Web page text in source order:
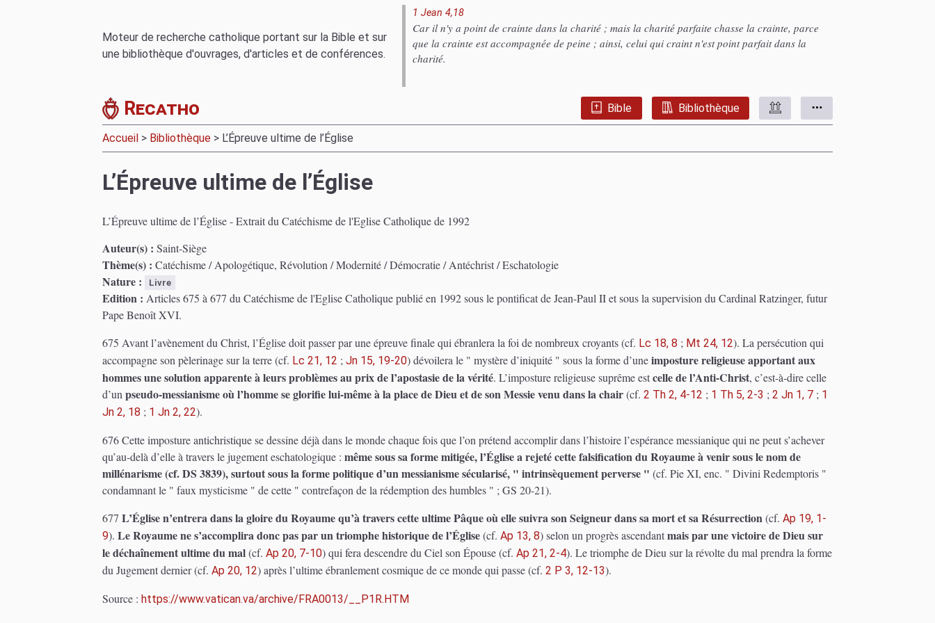
Moteur de recherche catholique portant sur la Bible et sur
une bibliothèque d'ouvrages, d'articles et de conférences.
1 Jean 4,18
Car il n'y a point de crainte dans la charité ; mais la charité parfaite chasse la crainte, parce
que la crainte est accompagnée de peine ; ainsi, celui qui craint n'est point parfait dans la
charité.
Recatho Bible Bibliothèque
Accueil > Bibliothèque > L’Épreuve ultime de l’Église
L’Épreuve ultime de l’Église
L’Épreuve ultime de l’Église - Extrait du Catéchisme de l'Eglise Catholique de 1992
Auteur(s) : Saint-Siège
Thème(s) : Catéchisme / Apologétique, Révolution / Modernité / Démocratie / Antéchrist / Eschatologie
Nature : Livre
Edition : Articles 675 à 677 du Catéchisme de l'Eglise Catholique publié en 1992 sous le pontificat de Jean-Paul II et sous la supervision du Cardinal Ratzinger, futur
Pape Benoît XVI.
675 Avant l’avènement du Christ, l’Église doit passer par une épreuve finale qui ébranlera la foi de nombreux croyants (cf. Lc 18, 8 ; Mt 24, 12). La persécution qui
accompagne son pèlerinage sur la terre (cf. Lc 21, 12 ; Jn 15, 19-20) dévoilera le " mystère d’iniquité " sous la forme d’uneimposture religieuse apportant aux
hommes une solution apparente à leurs problèmes au prix de l’apostasie de la vérité. L’imposture religieuse suprême estcelle de l’Anti-Christ, c’est-à-dire celle
d’un pseudo-messianisme où l’homme se glorifie lui-même à la place de Dieu et de son Messie venu dans la chair(cf. 2 Th 2, 4-12 ; 1 Th 5, 2-3 ; 2 Jn 1, 7 ; 1
Jn 2, 18 ; 1 Jn 2, 22).
676 Cette imposture antichristique se dessine déjà dans le monde chaque fois que l’on prétend accomplir dans l’histoire l’espérance messianique qui ne peut s’achever
qu’au-delà d’elle à travers le jugement eschatologique : même sous sa forme mitigée, l’Église a rejeté cette falsification du Royaume à venir sous le nom de
millénarisme (cf. DS 3839), surtout sous la forme politique d’un messianisme sécularisé, " intrinsèquement perverse " (cf. Pie XI, enc. " Divini Redemptoris "
condamnant le " faux mysticisme " de cette " contrefaçon de la rédemption des humbles " ; GS 20-21).
677 L’Église n’entrera dans la gloire du Royaume qu’à travers cette ultime Pâque où elle suivra son Seigneur dans sa mort et sa Résurrection (cf. Ap 19, 1-
9). Le Royaume ne s’accomplira donc pas par un triomphe historique de l’Église(cf. Ap 13, 8) selon un progrès ascendantmais par une victoire de Dieu sur
le déchaînement ultime du mal(cf. Ap 20, 7-10) qui fera descendre du Ciel son Épouse (cf. Ap 21, 2-4). Le triomphe de Dieu sur la révolte du mal prendra la forme
du Jugement dernier (cf. Ap 20, 12) après l’ultime ébranlement cosmique de ce monde qui passe (cf. 2 P 3, 12-13).
Source : https://www.vatican.va/archive/FRA0013/__P1R.HTM